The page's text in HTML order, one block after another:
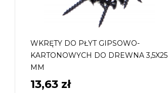
WKRĘTY DO PŁYT GIPSOWO-
KARTONOWYCH DO DREWNA 3,5X25
MM
13,63 zł